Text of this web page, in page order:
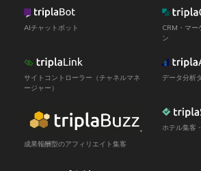
AIチャットボット
CRM・マー
ン
サイトコントローラー（チャネルマネ
ージャー）
データ分析
成果報酬型のアフィリエイト集客
ホテル集客